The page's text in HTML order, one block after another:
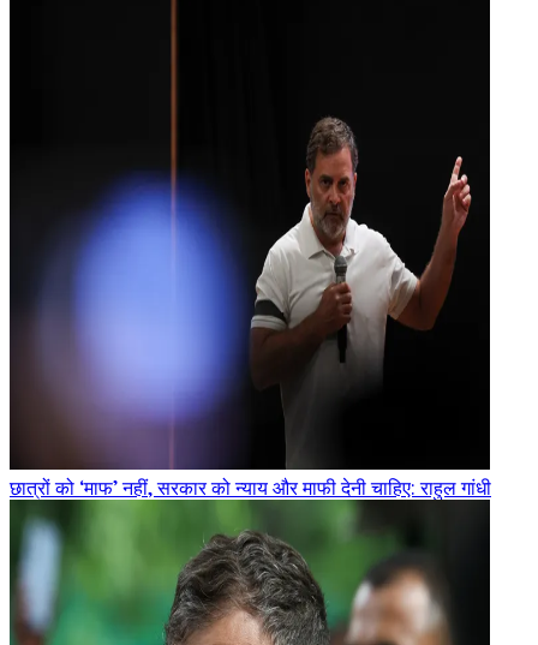
छात्रों को ‘माफ’ नहीं, सरकार को न्याय और माफी देनी चाहिए: राहुल गांधी